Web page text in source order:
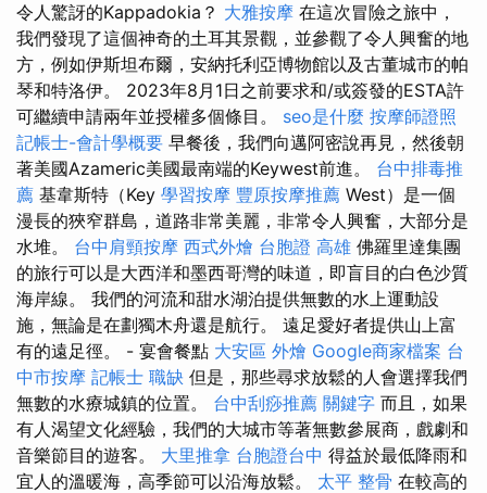
令人驚訝的Kappadokia？ 大雅按摩 在這次冒險之旅中，
我們發現了這個神奇的土耳其景觀，並參觀了令人興奮的地
方，例如伊斯坦布爾，安納托利亞博物館以及古董城市的帕
琴和特洛伊。 2023年8月1日之前要求和/或簽發的ESTA許
可繼續申請兩年並授權多個條目。 seo是什麼 按摩師證照
記帳士-會計學概要 早餐後，我們向邁阿密說再見，然後朝
著美國Azameric美國最南端的Keywest前進。 台中排毒推
薦 基韋斯特（Key 學習按摩 豐原按摩推薦 West）是一個
漫長的狹窄群島，道路非常美麗，非常令人興奮，大部分是
水堆。 台中肩頸按摩 西式外燴 台胞證 高雄 佛羅里達集團
的旅行可以是大西洋和墨西哥灣的味道，即盲目的白色沙質
海岸線。 我們的河流和甜水湖泊提供無數的水上運動設
施，無論是在劃獨木舟還是航行。 遠足愛好者提供山上富
有的遠足徑。 - 宴會餐點 大安區 外燴 Google商家檔案 台
中市按摩 記帳士 職缺 但是，那些尋求放鬆的人會選擇我們
無數的水療城鎮的位置。 台中刮痧推薦 關鍵字 而且，如果
有人渴望文化經驗，我們的大城市等著無數參展商，戲劇和
音樂節目的遊客。 大里推拿 台胞證台中 得益於最低降雨和
宜人的溫暖海，高季節可以沿海放鬆。 太平 整骨 在較高的